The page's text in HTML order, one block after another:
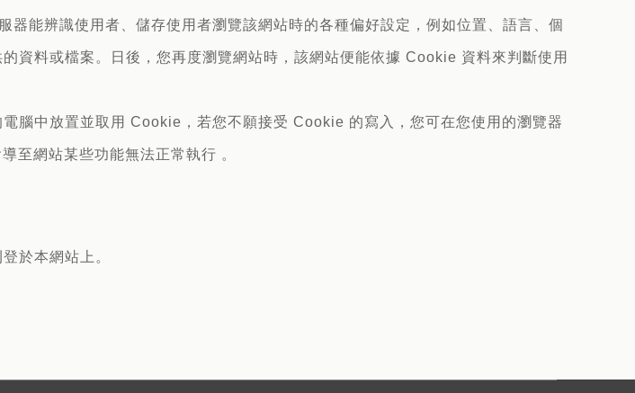
能辨識使用者、儲存使用者瀏覽該網站時的各種偏好設定，例如位置、語言、個
資料或檔案。日後，您再度瀏覽網站時，該網站便能依據 Cookie 資料來判斷使用
腦中放置並取用 Cookie，若您不願接受 Cookie 的寫入，您可在您使用的瀏覽器
至網站某些功能無法正常執行 。
於本網站上。